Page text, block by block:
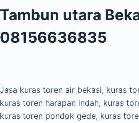
Tambun utara
08156636835
Jasa kuras toren air bekasi, kuras
kuras toren harapan indah, kuras
kuras toren pondok gede, kuras